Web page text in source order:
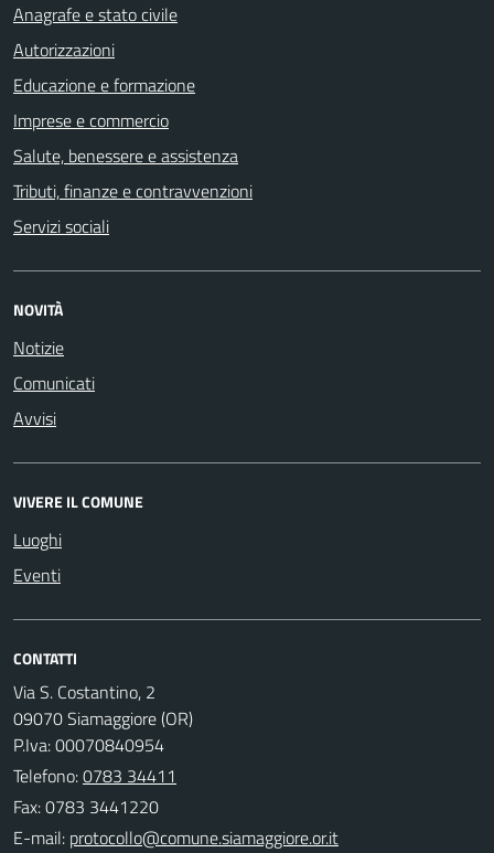
Anagrafe e stato civile
Autorizzazioni
Educazione e formazione
Imprese e commercio
Salute, benessere e assistenza
Tributi, finanze e contravvenzioni
Servizi sociali
NOVITÀ
Notizie
Comunicati
Avvisi
VIVERE IL COMUNE
Luoghi
Eventi
CONTATTI
Via S. Costantino, 2
09070 Siamaggiore (OR)
P.Iva: 00070840954
Telefono:0783 34411
Fax: 0783 3441220
E-mail: